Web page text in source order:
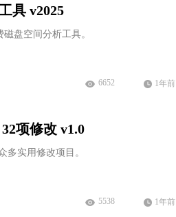
具 v2025
磁盘空间分析工具。
6652 1年前
项修改 v1.0
多实用修改项目。
5538 1年前